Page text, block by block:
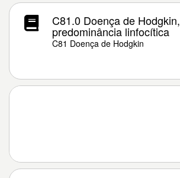
C81.0 Doença de Hodgkin,
predominância linfocítica
C81 Doença de Hodgkin